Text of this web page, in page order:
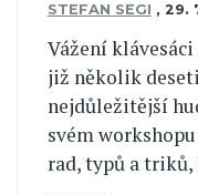
STEFAN SEGI , 29.
Vážení
již několik
nejdůležitější
svém
rad, typů a triků,